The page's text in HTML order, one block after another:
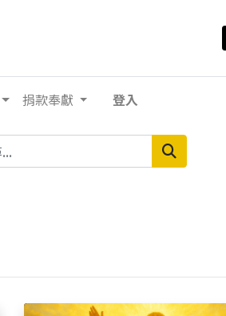
捐款奉獻 登入